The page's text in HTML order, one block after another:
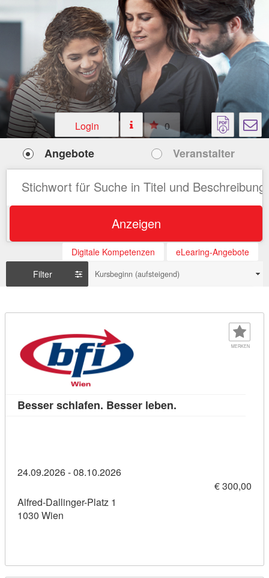
Login 0
Angebote Veranstalter
Anzeigen
Digitale Kompetenzen
eLearing-Angebote
Filter
Kursbeginn (aufsteigend)
MERKEN
Besser schlafen. Besser leben.
24.09.2026 - 08.10.2026
€ 300,00
Alfred-Dallinger-Platz 1
1030 Wien